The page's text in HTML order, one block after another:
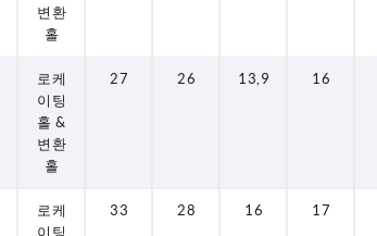
변환
홀
로케
이팅
홀 &
변환
홀
27 26 13,9 16
로케
이팅
33 28 16 17